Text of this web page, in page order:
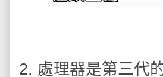
2. 處理器是第三代